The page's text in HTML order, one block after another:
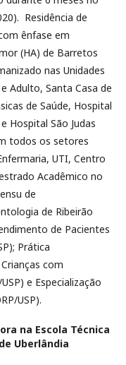
Residência de
ênfase em
(HA) de Barretos
nas Unidades
Adulto, Santa Casa de
de Saúde, Hospital
Hospital São Judas
todos os setores
UTI, Centro
Acadêmico no
de
de Ribeirão
de Pacientes
Prática
com
e Especialização
USP).
na Escola Técnica
Uberlândia